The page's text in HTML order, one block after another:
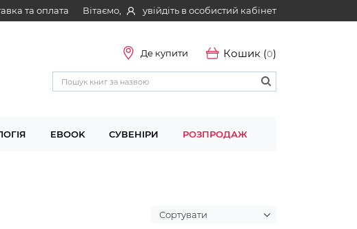
та оплата Вітаємо, увійдіть в особистий кабінет
Де купити Кошик (0)
EBOOK СУВЕНІРИ РОЗПРОДАЖ